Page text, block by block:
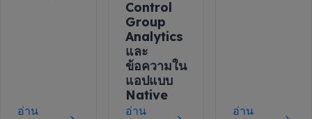
อ่าน
Control
Group
Analytics
และ
ข้อความใน
แอปแบบ
Native
อ่าน
อ่าน